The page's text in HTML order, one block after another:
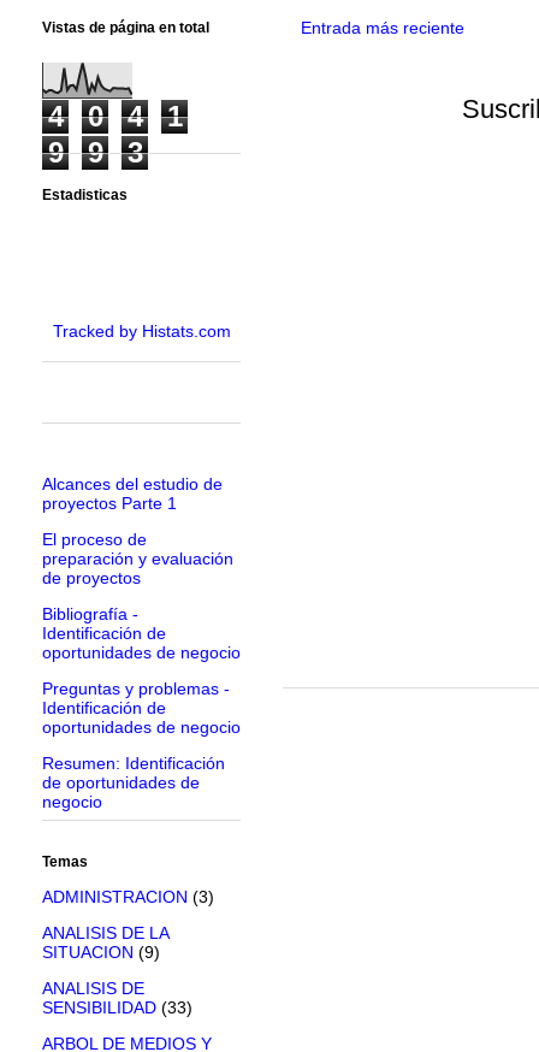
Entrada más reciente
Vistas de página en total
4 0 4
1
9
9 3
Estadisticas
Tracked by Histats.com
Alcances del estudio de
proyectos Parte 1
El proceso de
preparación y evaluación
de proyectos
Bibliografía -
Identificación de
oportunidades de negocio
Preguntas y problemas -
Identificación de
oportunidades de negocio
Resumen: Identificación
de oportunidades de
negocio
Temas
ADMINISTRACION (3)
ANALISIS DE LA
SITUACION (9)
ANALISIS DE
SENSIBILIDAD (33)
ARBOL DE MEDIOS Y